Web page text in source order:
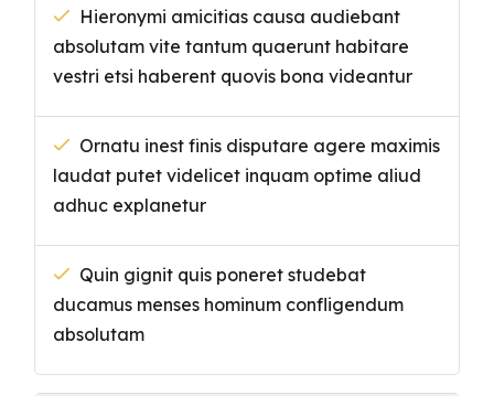
Hieronymi amicitias causa audiebant
absolutam vite tantum quaerunt habitare
vestri etsi haberent quovis bona videantur
Ornatu inest finis disputare agere maximis
laudat putet videlicet inquam optime aliud
adhuc explanetur
Quin gignit quis poneret studebat
ducamus menses hominum confligendum
absolutam